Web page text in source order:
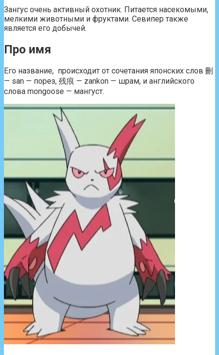
Зангус очень активный охотник. Питается насекомыми,
мелкими животными и фруктами. Севипер также
является его добычей.
Про имя
Его название, происходит от сочетания японских слов 刪
— san — порез, 残痕 — zankon — шрам, и английского
слова mongoose — мангуст.